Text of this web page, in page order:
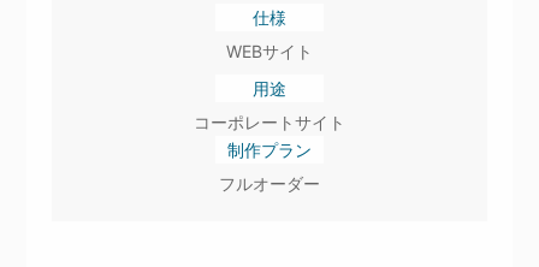
仕様
WEBサイト
用途
コーポレートサイト
制作プラン
フルオーダー